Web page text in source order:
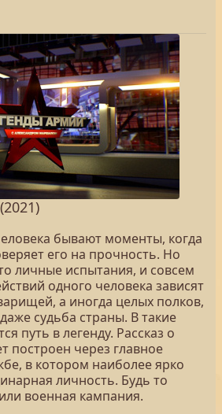
бывают моменты, когда
его на прочность. Но
личные испытания, и совсем
одного человека зависят
а иногда целых полков,
судьба страны. В такие
путь в легенду. Рассказ о
построен через главное
в котором наиболее ярко
личность. Будь то
военная кампания.